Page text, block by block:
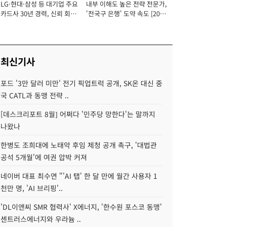
장
LG·현대·삼성 등 대기업 주요
카드사 30년 경력, 신뢰 회복
내부 이해도 높은 전략 전문가,
'전국구 은행' 도약 속도 [2026
최신기사
포드 '3만 달러 미만' 전기 픽업트럭 공개, SK온 대신 중
국 CATL과 동맹 전략 ..
[데스크리포트 8월] 어쩌다 '민주당 망한다'는 말까지
나왔나
한병도 조희대에 노태악 후임 제청 공개 촉구, '대법관
공석 5개월'에 여권 압박 커져
네이버 대표 최수연 "'AI 탭' 한 달 만에 월간 사용자 1
천만 명, 'AI 브리핑'..
'DL이앤씨 SMR 협력사' X에너지, '한수원 포스코 동맹'
센트러스에너지와 우라늄 ..